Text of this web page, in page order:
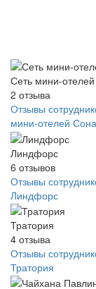
Сеть мини-
2 отзыва
Отзывы
мини-отелей
Линдфорс
6 отзывов
Отзывы
Линдфорс
Тратория
4 отзыва
Отзывы
Тратория